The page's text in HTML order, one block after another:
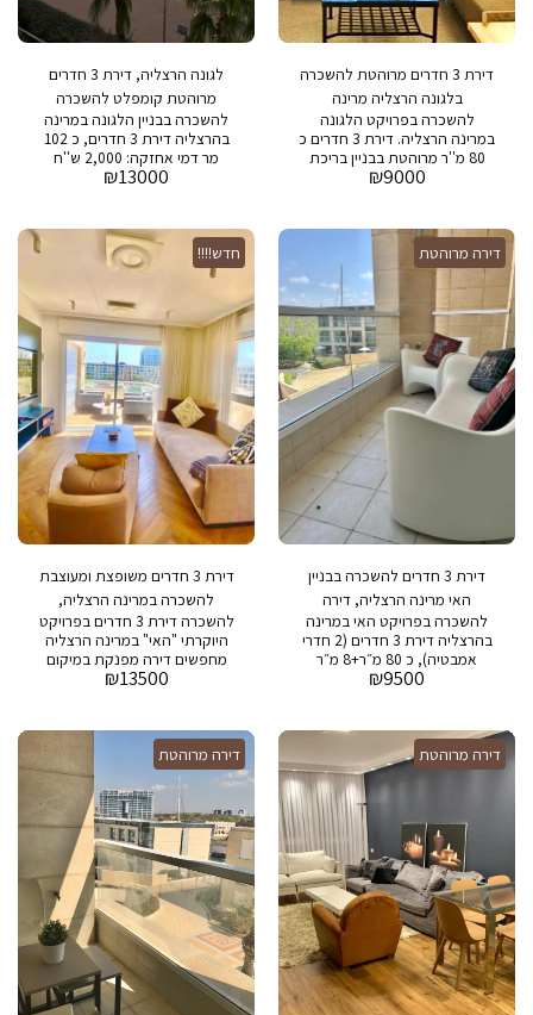
דירת 3 חדרים מרוהטת להשכרה
בלגונה הרצליה מרינה
להשכרה בפרויקט הלגונה
במרינה הרצליה. דירת 3 חדרים כ
80 מ''ר מרוהטת בבניין בריכת
שחיה,חדר כושר, חניה ספא
₪9000
לגונה הרצליה, דירת 3 חדרים
מרוהטת קומפלט להשכרה
להשכרה בבניין הלגונה במרינה
בהרצליה דירת 3 חדרים, כ 102
מר דמי אחזקה: 2,000 ש''ח
בבניין : בריכת שחיה , חדר כושר,
₪13000
דירה מרוהטת
דירת 3 חדרים להשכרה בבניין
האי מרינה הרצליה, דירה
מרוהטת
להשכרה בפרויקט האי במרינה
בהרצליה דירת 3 חדרים (2 חדרי
אמבטיה), כ 80 מ״ר+8 מ״ר
מרפסת מרוהטת קומפלט. בבניין:
₪9500
חדש!!!!
דירת 3 חדרים משופצת ומעוצבת
להשכרה במרינה הרצליה,
פרויקט האילהשכרה דירת 3 חדרים בפרויקט
היוקרתי "האי" במרינה הרצליה
מחפשים דירה מפנקת במיקום
מושלם? בפרויקט "האי" היוקרתי
רחבה. פרטי הדירה: שטח הדירה:
תכנון מודרני ונוח עם חדרים
שחייה מפנקת. חדר כושר
מאובזר. חניה פרטית. שמירה
24/7 לביטחון ושקט נפשי. מיקום
אידיאלי: הדירה ממוקמת במרינה
הרצליה, בלב אזור מבוקש וקרוב
למסעדות, חנויות, וחופי הים.
לפרטים נוספים ותיאום סיור, צרו
קשר עכשיו! (מילות מפתח:
השכרה, דירת 3 חדרים, מרינה
הרצליה, פרויקט האי, בריכה,
חדר כושר, חניה).
₪13500
דירה מרוהטת דירה מרוהטת